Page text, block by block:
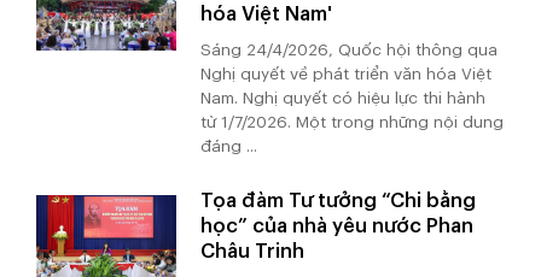
hóa Việt Nam'
Sáng 24/4/2026, Quốc hội thông qua
Nghị quyết về phát triển văn hóa Việt
Nam. Nghị quyết có hiệu lực thi hành
từ 1/7/2026. Một trong những nội dung
đáng ...
Tọa đàm Tư tưởng “Chi bằng
học” của nhà yêu nước Phan
Châu Trinh